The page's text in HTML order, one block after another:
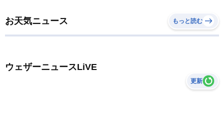
お天気ニュース もっと読む
ウェザーニュースLiVE
更新